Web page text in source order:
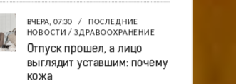
ВЧЕРА, 07:30 /
ПОСЛЕДНИЕ
НОВОСТИ / ЗДРАВООХРАНЕНИЕ
Отпуск прошел, а лицо
выглядит уставшим: почему
кожа